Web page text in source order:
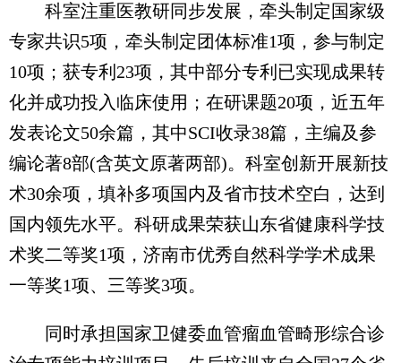
科室注重医教研同步发展，牵头制定国家级
专家共识5项，牵头制定团体标准1项，参与制定
10项；获专利23项，其中部分专利已实现成果转
化并成功投入临床使用；在研课题20项，近五年
发表论文50余篇，其中SCI收录38篇，主编及参
编论著8部(含英文原著两部)。科室创新开展新技
术30余项，填补多项国内及省市技术空白，达到
国内领先水平。科研成果荣获山东省健康科学技
术奖二等奖1项，济南市优秀自然科学学术成果
一等奖1项、三等奖3项。
同时承担国家卫健委血管瘤血管畸形综合诊